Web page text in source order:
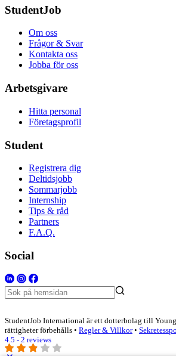
StudentJob
Om oss
Frågor & Svar
Kontakta oss
Jobba för oss
Arbetsgivare
Hitta personal
Företagsprofil
Student
Registrera dig
Deltidsjobb
Sommarjobb
Internship
Tips & råd
Partners
F.A.Q.
Social
StudentJob International är ett dotterbolag till
rättigheter förbehålls • Regler & Villkor•
4.5 - 2 reviews